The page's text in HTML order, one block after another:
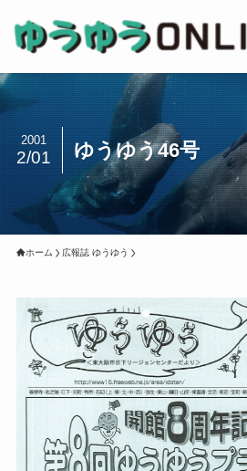
ゆうゆう46号
2001
2/01
ホーム 広報誌 ゆうゆう